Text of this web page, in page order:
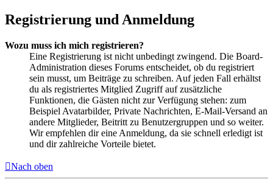
Registrierung und Anmeldung
Wozu muss ich mich registrieren?
Eine Registrierung ist nicht unbedingt zwingend. Die Board-
Administration dieses Forums entscheidet, ob du registriert
sein musst, um Beiträge zu schreiben. Auf jeden Fall erhältst
du als registriertes Mitglied Zugriff auf zusätzliche
Funktionen, die Gästen nicht zur Verfügung stehen: zum
Beispiel Avatarbilder, Private Nachrichten, E-Mail-Versand an
andere Mitglieder, Beitritt zu Benutzergruppen und so weiter.
Wir empfehlen dir eine Anmeldung, da sie schnell erledigt ist
und dir zahlreiche Vorteile bietet.
Nach oben